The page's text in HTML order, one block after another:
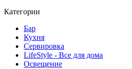
Категории
Бар
Кухня
Сервировка
LifeStyle - Все для дома
Освещение